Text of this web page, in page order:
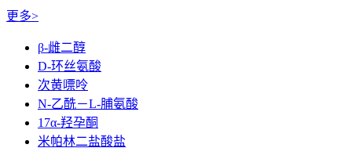
更多>
β-雌二醇
D-环丝氨酸
次黄嘌呤
N-乙酰－L-脯氨酸
17α-羟孕酮
米帕林二盐酸盐